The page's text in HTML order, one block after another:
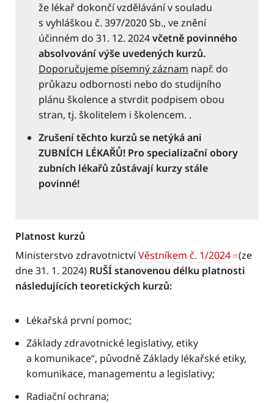
že lékař dokončí vzdělávání v souladu
s vyhláškou č. 397/2020 Sb., ve znění
účinném do 31. 12. 2024včetně povinného
absolvování výše uvedených kurzů.
Doporučujeme písemný záznam např. do
průkazu odbornosti nebo do studijního
plánu školence a stvrdit podpisem obou
stran, tj. školitelem i školencem. .
Zrušení těchto kurzů se netýká ani
ZUBNÍCH LÉKAŘŮ! Pro specializační obory
zubních lékařů zůstávají kurzy stále
povinné!
Platnost kurzů
Ministerstvo zdravotnictvíVěstníkem č. 1/2024 (ze
dne 31. 1. 2024) RUŠÍ stanovenou délku platnosti
následujících teoretických kurzů:
Lékařská první pomoc;
Základy zdravotnické legislativy, etiky
a komunikace“, původně Základy lékařské etiky,
komunikace, managementu a legislativy;
Radiační ochrana;